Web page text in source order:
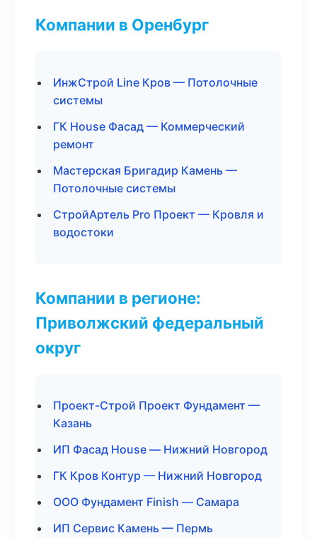
Компании в Оренбург
ИнжСтрой Line Кров — Потолочные
системы
ГК House Фасад — Коммерческий
ремонт
Мастерская Бригадир Камень —
Потолочные системы
СтройАртель Pro Проект — Кровля и
водостоки
Компании в регионе:
Приволжский федеральный
округ
Проект-Строй Проект Фундамент —
Казань
ИП Фасад House — Нижний Новгород
ГК Кров Контур — Нижний Новгород
ООО Фундамент Finish — Самара
ИП Сервис Камень — Пермь